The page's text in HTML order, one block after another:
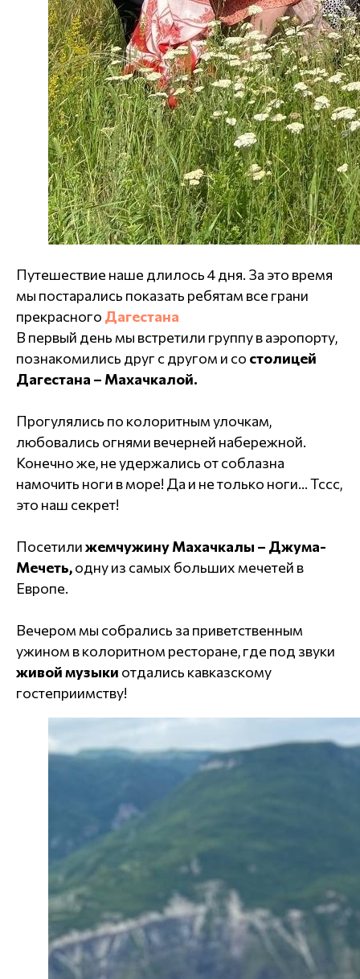
Путешествие наше длилось 4 дня. За это время
мы постарались показать ребятам все грани
прекрасного Дагестана
В первый день мы встретили группу в аэропорту,
познакомились друг с другом и со столицей
Дагестана – Махачкалой.
Прогулялись по колоритным улочкам,
любовались огнями вечерней набережной.
Конечно же, не удержались от соблазна
намочить ноги в море! Да и не только ноги… Тссс,
это наш секрет!
Посетилижемчужину Махачкалы – Джума-
Мечеть,одну из самых больших мечетей в
Европе.
Вечером мы собрались за приветственным
ужином в колоритном ресторане, где под звуки
живой музыки отдались кавказскому
гостеприимству!